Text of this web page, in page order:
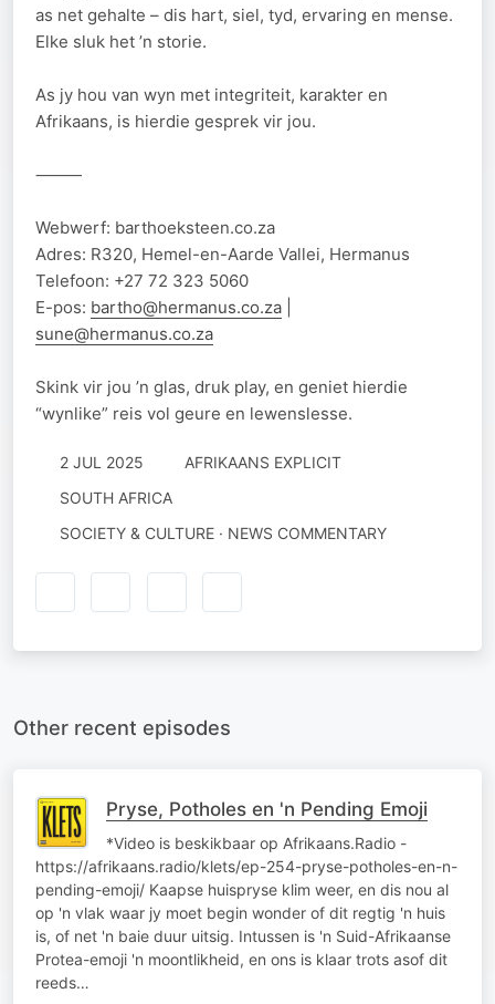
as net gehalte – dis hart, siel, tyd, ervaring en mense.
Elke sluk het ’n storie.
As jy hou van wyn met integriteit, karakter en
Afrikaans, is hierdie gesprek vir jou.
⸻
Webwerf: barthoeksteen.co.za
Adres: R320, Hemel-en-Aarde Vallei, Hermanus
Telefoon: +27 72 323 5060
E-pos: bartho@hermanus.co.za
sune@hermanus.co.za
Skink vir jou ’n glas, druk play, en geniet hierdie
“wynlike” reis vol geure en lewenslesse.
2 JUL 2025
AFRIKAANS EXPLICIT
SOUTH AFRICA
SOCIETY & CULTURE · NEWS COMMENTARY
Other recent episodes
Pryse, Potholes en 'n Pending Emoji
*Video is beskikbaar op Afrikaans.Radio -
https://afrikaans.radio/klets/ep-254-pryse-potholes-en-n-
pending-emoji/ Kaapse huispryse klim weer, en dis nou al
op 'n vlak waar jy moet begin wonder of dit regtig 'n huis
is, of net 'n baie duur uitsig. Intussen is 'n Suid-Afrikaanse
Protea-emoji 'n moontlikheid, en ons is klaar trots asof dit
reeds…